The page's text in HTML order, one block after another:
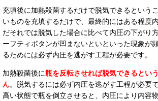
充填後に加熱殺菌するだけで脱気できるという
いものを充填するだけで、最終的にはある程度
だそれでは脱気した場合に比べて内圧の下がり
ーフティボタンが凹まないといといった現象が
るためには必ず内圧を逃がす工程が必要です。
加熱殺菌後に瓶を反転させれば脱気できるとい
ん。脱気するには必ず内圧を逃がす工程が必要
高い状態で瓶を倒立させると、内圧により内容